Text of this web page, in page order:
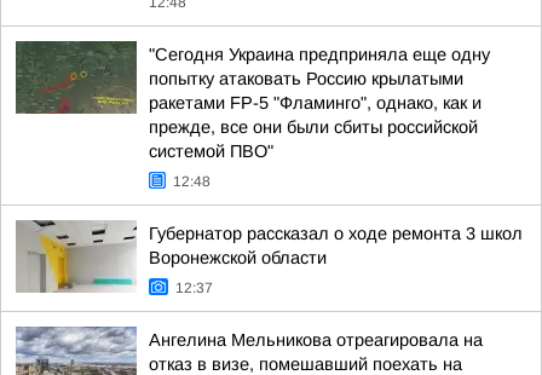
"Сегодня Украина предприняла еще одну
попытку атаковать Россию крылатыми
ракетами FP-5 "Фламинго", однако, как и
прежде, все они были сбиты российской
системой ПВО"
12:48
Губернатор рассказал о ходе ремонта 3 школ
Воронежской области
12:37
Ангелина Мельникова отреагировала на
отказ в визе, помешавший поехать на